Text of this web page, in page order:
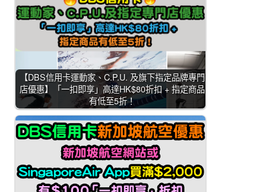
【DBS信用卡運動家、C.P.U. 及旗下指定品牌專門
店優惠】「一扣即享」高達HK$80折扣 + 指定商品
有低至5折！